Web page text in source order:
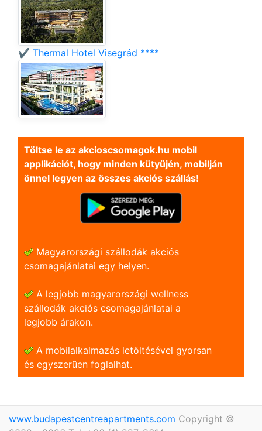
✔️ Thermal Hotel Visegrád ****
Töltse le az akcioscsomagok.hu mobil
applikációt, hogy minden kütyüjén, mobilján
önnel legyen az összes akciós szállás!
Magyarországi szállodák akciós
csomagajánlatai egy helyen.
A legjobb magyarországi wellness
szállodák akciós csomagajánlatai a
legjobb árakon.
A mobilalkalmazás letöltésével gyorsan
és egyszerũen foglalhat.
www.budapestcentreapartments.com Copyright ©